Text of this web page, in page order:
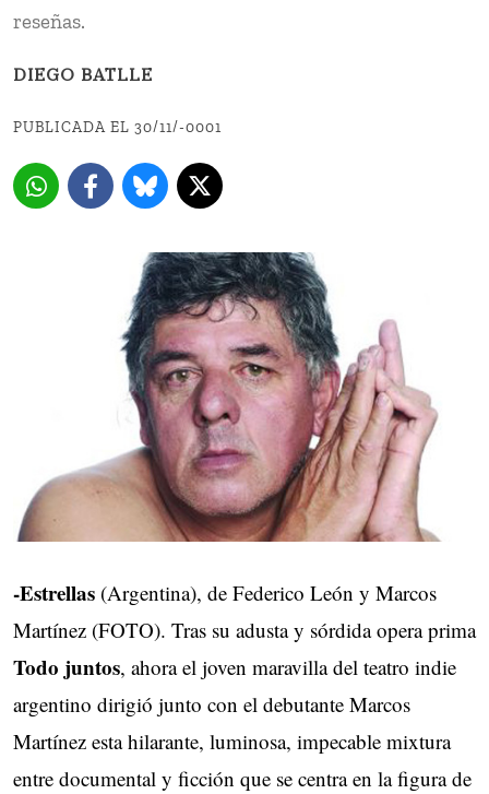
reseñas.
DIEGO BATLLE
PUBLICADA EL 30/11/-0001
-Estrellas (Argentina), de Federico León y Marcos
Martínez (FOTO). Tras su adusta y sórdida opera prima
Todo juntos, ahora el joven maravilla del teatro indie
argentino dirigió junto con el debutante Marcos
Martínez esta hilarante, luminosa, impecable mixtura
entre documental y ficción que se centra en la figura de